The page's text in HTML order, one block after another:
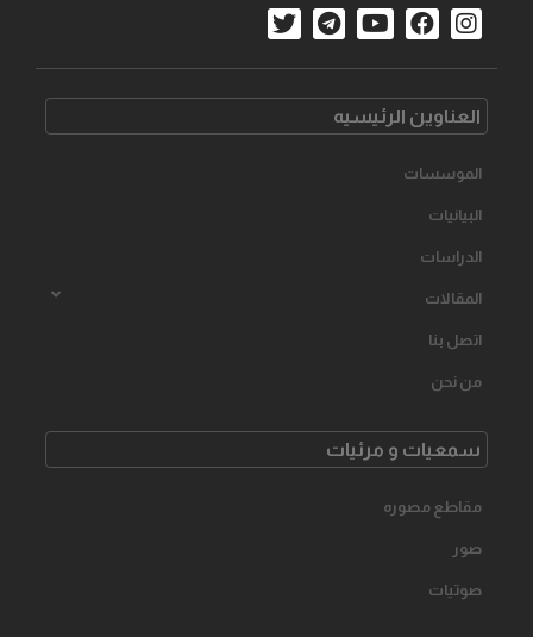
العناوین الرئیسیه
الموسسات
البیانیات
الدراسات
المقالات
اتصل بنا
من نحن
سمعیات و مرئیات
مقاطع مصوره
صور
صوتیات